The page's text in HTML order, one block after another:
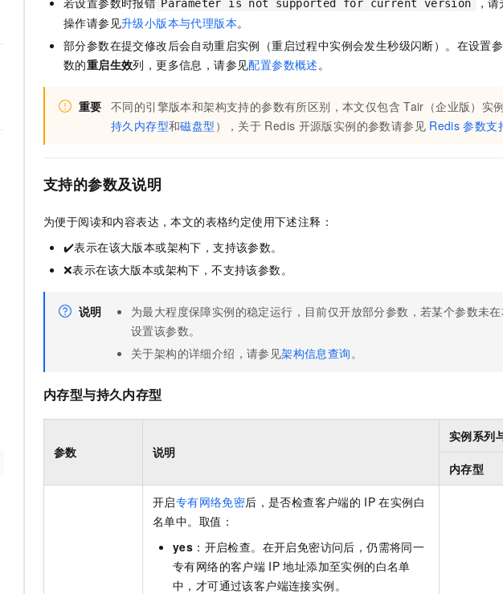
Parameter is not supported for current version
操作请参见升级小版本与代理版本。
部分参数在提交修改后会自动重启实例（重启过程中实例会发生秒级闪断）。在设置
数的重启生效列，更多信息，请参见配置参数概述。
重要 不同的引擎版本和架构支持的参数有所区别，本文仅包含 Tair（企业版） 实
持久内存型和磁盘型 ），关于 Redis 开源版实例的参数请参见 Redis 参数支
支持的参数及说明
为便于阅读和内容表达，本文的表格约定使用下述注释：
✔️表示在该大版本或架构下，支持该参数。
❌表示在该大版本或架构下，不支持该参数。
说明
为最大程度保障实例的稳定运行，目前仅开放部分参数，若某个参数未
设置该参数。
关于架构的详细介绍，请参见架构信息查询。
内存型与持久内存型
参数 说明
实例系列
内存型
开启专有网络免密后，是否检查客户端的 IP 在实例白
名单中。取值：
yes ：开启检查。在开启免密访问后，仍需将同一
专有网络的客户端 IP 地址添加至实例的白名单
中，才可通过该客户端连接实例。
Qwen3-VL-Plus
视觉 Coding、空间感知、多模态思考等全面升级 1M上下文，专为长程任务能力而生
大模型服务
NEW
千问AI平台-模型体验
Happy 系列大模型
新一代 AI 视频生成模型，深度适配广告营销等场景
大模型服务平台百炼-应用模版
人工智能平台 PAI
Qoder HOT
大模型解决方案
快速部署 Dify，高效搭建 AI 应用
依托云原生高可用架构,实现Dify私有化部署
10 分钟在聊天系统中增加一个 AI 助手
面向分析的企业级SaaS模式云数据仓库 提供一站式管理容器应用的 K8s 服务 云原生的云上
最高领取价值200元试用点，立即开启云上创新
AI 产品 免费试用
1亿+ 大模型 tokens 和 30+ 款产品免费体验
140+云产品 免费试用
产品新客免费试用，最长12个月
送.CN域名，送备案服务码
Night Plan 支持 Qwen 3.8-Max NEW
夜间 5 折，Qwen/Meoo/TokenPlan 客户专享
AI助力短剧漫
AI 办公
AI智能应用
自动承接线索
Tableau 订阅
开发者生态解决方案
AI 开发和 AI 应用解决方案
企业应用
ERP
CRM
OA 办公系统
广告营销
Red Hat
建站小程序
建站系统
AI 算法大赛
云开发大赛
入门学习赛